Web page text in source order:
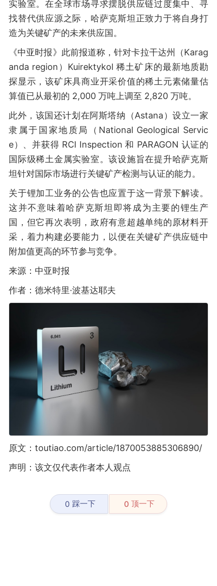
实验室。在全球市场寻求摆脱供应链过度集中、寻
找替代供应源之际，哈萨克斯坦正致力于将自身打
造为关键矿产的未来供应国。
《中亚时报》此前报道称，针对卡拉干达州（Karag
anda region）Kuirektykol 稀土矿床的最新地质勘
探显示，该矿床具商业开采价值的稀土元素储量估
算值已从最初的 2,000 万吨上调至 2,820 万吨。
此外，该国还计划在阿斯塔纳（Astana）设立一家
隶属于国家地质局（National Geological Servic
e）、并获得 RCI Inspection 和 PARAGON 认证的
国际级稀土金属实验室。该设施旨在提升哈萨克斯
坦针对国际市场进行关键矿产检测与认证的能力。
关于锂加工业务的公告也应置于这一背景下解读。
这并不意味着哈萨克斯坦即将成为主要的锂生产
国，但它再次表明，政府有意超越单纯的原材料开
采，着力构建必要能力，以便在关键矿产供应链中
附加值更高的环节参与竞争。
来源：中亚时报
作者：德米特里·波基达耶夫
原文：toutiao.com/article/1870053885306890/
声明：该文仅代表作者本人观点
0 踩一下 0 顶一下